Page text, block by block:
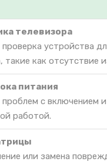
телевизора
проверка устройства
такие как отсутствие
питания
проблем с включением
работой.
или замена